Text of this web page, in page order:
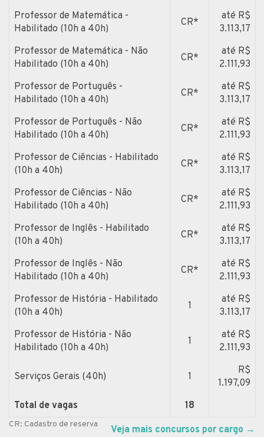
Professor de Matemática -
Habilitado (10h a 40h)
CR*
até R$
3.113,17
Professor de Matemática - Não
Habilitado (10h a 40h)
CR*
até R$
2.111,93
Professor de Português -
Habilitado (10h a 40h)
CR*
até R$
3.113,17
Professor de Português - Não
Habilitado (10h a 40h)
CR*
até R$
2.111,93
Professor de Ciências - Habilitado
(10h a 40h)
CR*
até R$
3.113,17
Professor de Ciências - Não
Habilitado (10h a 40h)
CR*
até R$
2.111,93
Professor de Inglês - Habilitado
(10h a 40h)
CR*
até R$
3.113,17
Professor de Inglês - Não
Habilitado (10h a 40h)
CR*
até R$
2.111,93
Professor de História - Habilitado
(10h a 40h)
1
até R$
3.113,17
Professor de História - Não
Habilitado (10h a 40h)
1
até R$
2.111,93
Serviços Gerais (40h) 1
R$
1.197,09
Total de vagas
18
CR: Cadastro de reserva Veja mais concursos por cargo →